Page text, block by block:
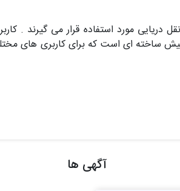
مورد استفاده قرار می گیرند .
ای است که برای کاربری های مختلف
آگهی ها